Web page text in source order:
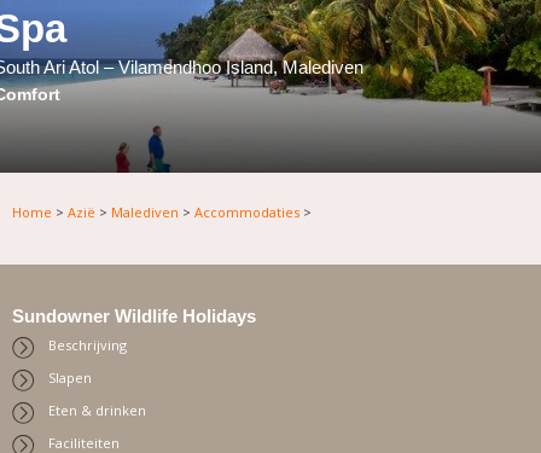
Ari Atol – Vilamendhoo Island, Malediven
Home > Azië > Malediven > Accommodaties >
Sundowner Wildlife Holidays
Beschrijving
Slapen
Eten & drinken
Faciliteiten